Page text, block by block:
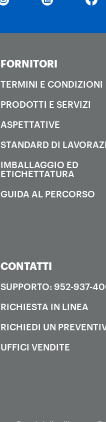
FORNITORI
TERMINI E CONDIZIONI
PRODOTTI E SERVIZI
ASPETTATIVE
STANDARD DI
IMBALLAGGIO ED
ETICHETTATURA
GUIDA AL PERCORSO
CONTATTI
SUPPORTO: 952-937-
RICHIESTA IN LINEA
RICHIEDI UN
UFFICI VENDITE